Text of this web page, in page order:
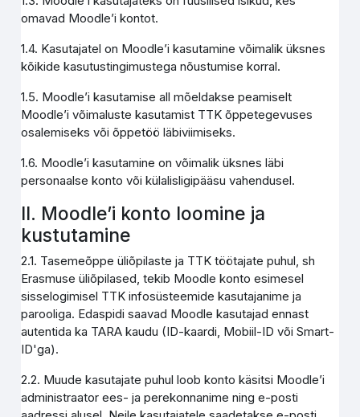
omavad Moodle’i kontot.
1.4. Kasutajatel on Moodle’i kasutamine võimalik üksnes
kõikide kasutustingimustega nõustumise korral.
1.5. Moodle’i kasutamise all mõeldakse peamiselt
Moodle’i võimaluste kasutamist TTK õppetegevuses
osalemiseks või õppetöö läbiviimiseks.
1.6. Moodle’i kasutamine on võimalik üksnes läbi
personaalse konto või külalisligipääsu vahendusel.
II. Moodle’i konto loomine ja
kustutamine
2.1. Tasemeõppe üliõpilaste ja TTK töötajate puhul, sh
Erasmuse üliõpilased, tekib Moodle konto esimesel
sisselogimisel TTK infosüsteemide kasutajanime ja
parooliga. Edaspidi saavad Moodle kasutajad ennast
autentida ka TARA kaudu (ID-kaardi, Mobiil-ID või Smart-
ID'ga).
2.2. Muude kasutajate puhul loob konto käsitsi Moodle’i
administraator ees- ja perekonnanime ning e-posti